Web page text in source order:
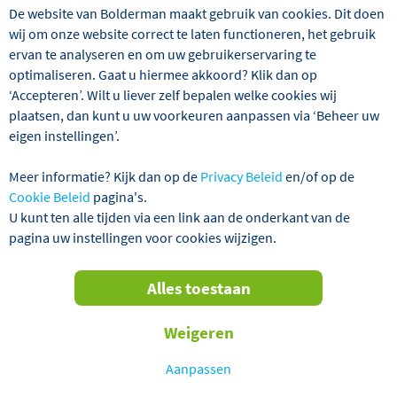
Ga mee met deze stedenreis van Bolderman
Excursiereizen naar het mooie Luxemburg. De hoofdstad
Luxemburg-Stad is tweemaal uitgeroepen tot culturele
De historische stadskern, de stadsparken en de gezellige
terrasjes, cafés en restaurants zijn zeer de moeite waard.
Tijdens deze reis brengen we ook een bezoek aan de
Belgische steden Namur en Dinant, de Duitse stad Trier en
het toeristische stadje Vianden. Namur en Dinant liggen
De website van Bolderman maakt gebruik van cookies. Dit doen
wij om onze website correct te laten functioneren, het gebruik
ervan te analyseren en om uw gebruikerservaring te
optimaliseren. Gaat u hiermee akkoord? Klik dan op
‘Accepteren’. Wilt u liever zelf bepalen welke cookies wij
plaatsen, dan kunt u uw voorkeuren aanpassen via ‘Beheer uw
eigen instellingen’.
Meer informatie? Kijk dan op de Privacy Beleid en/of op de
Cookie Beleid pagina's.
U kunt ten alle tijden via een link aan de onderkant van de
pagina uw instellingen voor cookies wijzigen.
Aanpassen
Weigeren
Alles toestaan